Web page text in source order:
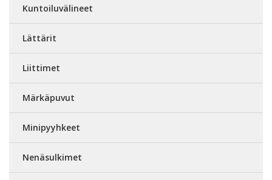
Kuntoiluvälineet
Lättärit
Liittimet
Märkäpuvut
Minipyyhkeet
Nenäsulkimet